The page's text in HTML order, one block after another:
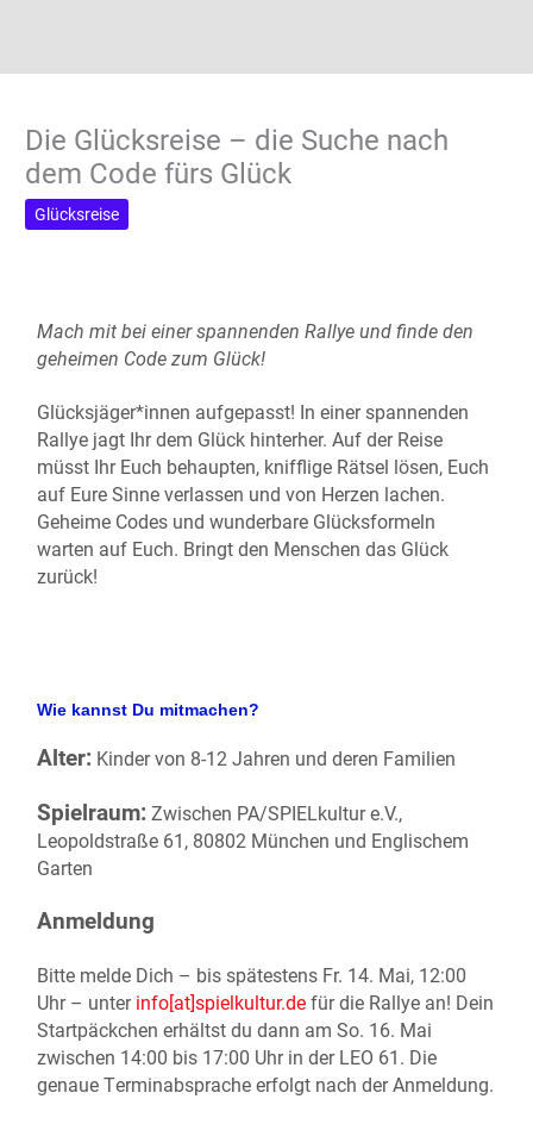
Die Glücksreise – die Suche nach
dem Code fürs Glück
Glücksreise
Mach mit bei einer spannenden Rallye und finde den
geheimen Code zum Glück!
Glücksjäger*innen aufgepasst! In einer spannenden
Rallye jagt Ihr dem Glück hinterher. Auf der Reise
müsst Ihr Euch behaupten, knifflige Rätsel lösen, Euch
auf Eure Sinne verlassen und von Herzen lachen.
Geheime Codes und wunderbare Glücksformeln
warten auf Euch. Bringt den Menschen das Glück
zurück!
Wie kannst Du mitmachen?
Alter: Kinder von 8-12 Jahren und deren Familien
Spielraum: Zwischen PA/SPIELkultur e.V.,
Leopoldstraße 61, 80802 München und Englischem
Garten
Anmeldung
Bitte melde Dich – bis spätestens Fr. 14. Mai, 12:00
Uhr – unterinfo[at]spielkultur.defür die Rallye an! Dein
Startpäckchen erhältst du dann am So. 16. Mai
zwischen 14:00 bis 17:00 Uhr in der LEO 61. Die
genaue Terminabsprache erfolgt nach der Anmeldung.